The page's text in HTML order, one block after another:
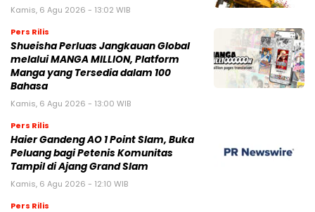
Kamis, 6 Agu 2026 - 13:02 WIB
Pers Rilis
Shueisha Perluas Jangkauan Global
melalui MANGA MILLION, Platform
Manga yang Tersedia dalam 100
Bahasa
Kamis, 6 Agu 2026 - 13:00 WIB
Pers Rilis
Haier Gandeng AO 1 Point Slam, Buka
Peluang bagi Petenis Komunitas
Tampil di Ajang Grand Slam
Kamis, 6 Agu 2026 - 12:10 WIB
Pers Rilis